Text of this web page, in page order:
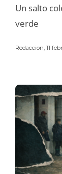
Un salto
verde
Redaccion 11